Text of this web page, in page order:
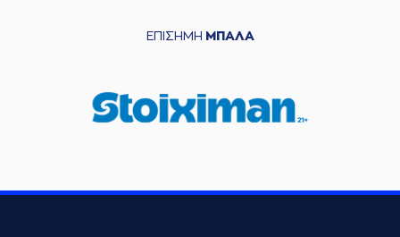
ΕΠΙΣΗΜΗ ΜΠΑΛΑ